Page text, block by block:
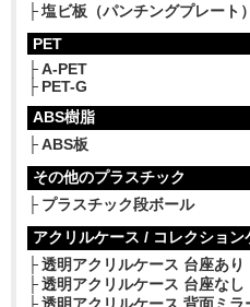
塩ビ板（パンチングプレート）
PET
A-PET
PET-G
ABS樹脂
ABS板
その他のプラスチック
プラスチック段ボール
アクリルケース / コレクション
透明アクリルケース 台座あり
透明アクリルケース 台座なし